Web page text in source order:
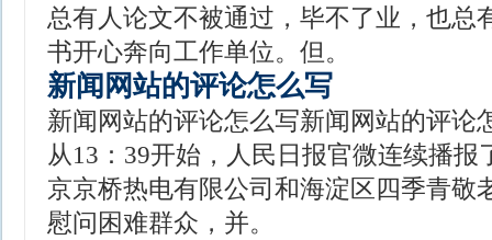
总有人论文不被通过，毕不了业，也总
书开心奔向工作单位。但。
新闻网站的评论怎么写
新闻网站的评论怎么写新闻网站的评论
从13：39开始，人民日报官微连续播报
京京桥热电有限公司和海淀区四季青敬
慰问困难群众，并。